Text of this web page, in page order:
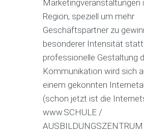
Marketingveranstaltungen
Region, speziell um mehr
Geschäftspartner zu
besonderer Intensität
professionelle Gestaltung
Kommunikation wird sich
einem gekonnten
(schon jetzt ist die
www.SCHULE /
AUSBILDUNGSZENTRUM